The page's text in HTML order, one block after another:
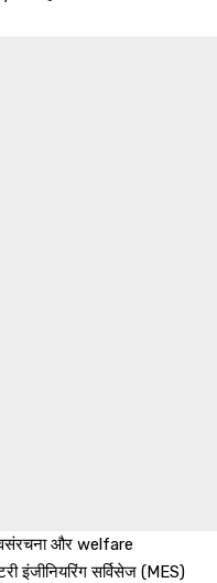
और welfare
इंजीनियरिंग सर्विसेज (MES)